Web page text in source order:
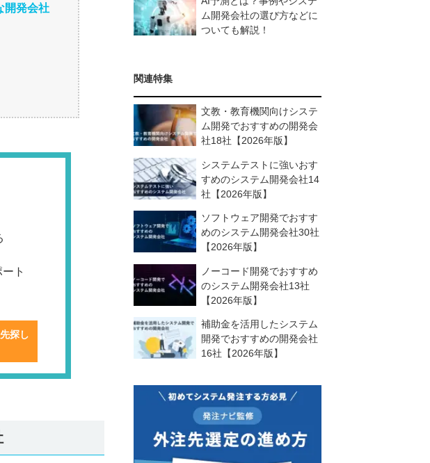
開発会社
ト
探し
ム開発会社の選び方などに
ついても解説！
関連特集
文教・教育機関向けシステ
ム開発でおすすめの開発会
社18社【2026年版】
システムテストに強いおす
すめのシステム開発会社14
社【2026年版】
ソフトウェア開発でおすす
めのシステム開発会社30社
【2026年版】
ノーコード開発でおすすめ
のシステム開発会社13社
【2026年版】
補助金を活用したシステム
開発でおすすめの開発会社
16社【2026年版】